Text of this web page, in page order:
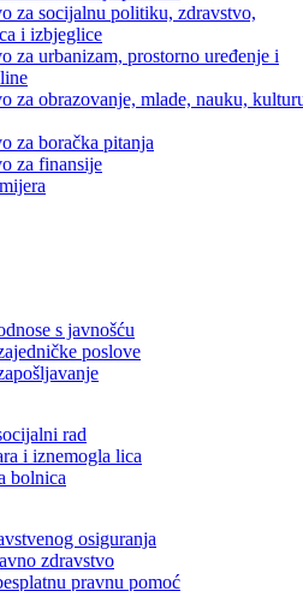
za privredu
za pravosuđe, upravu i radne odnose
za unutrašnje poslove
za socijalnu politiku, zdravstvo,
i izbjeglice
za urbanizam, prostorno uređenje i
za obrazovanje, mlade, nauku,
za boračka pitanja
za finansije
s javnošću
poslove
rad
i iznemogla lica
bolnica